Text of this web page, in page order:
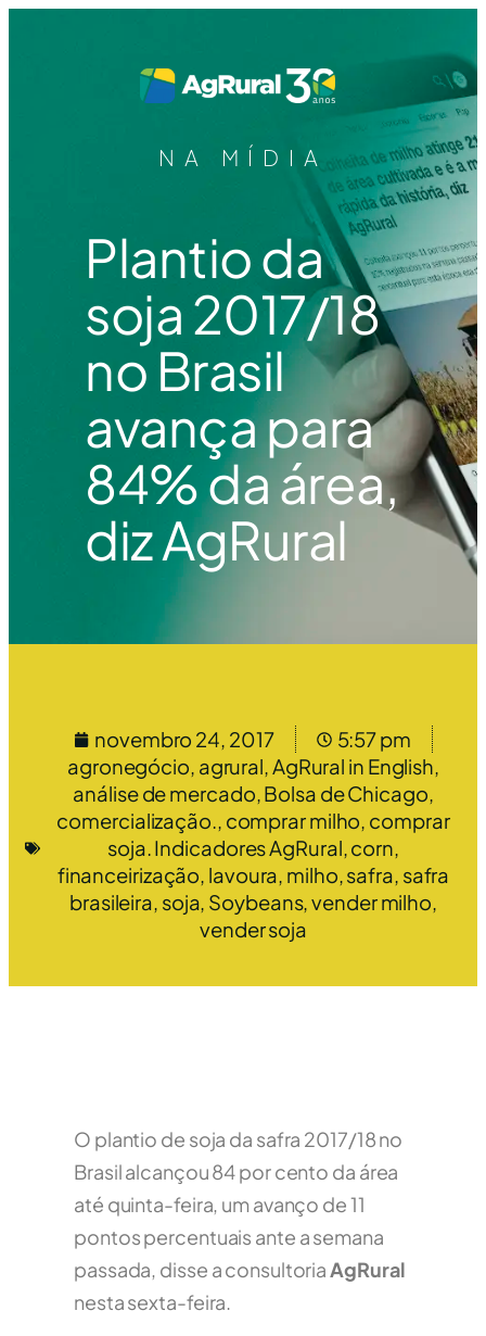
NA MÍDIA
Plantio da
soja 2017/18
no Brasil
avança para
84% da área,
diz AgRural
novembro 24, 2017
5:57 pm
agronegócio, agrural,AgRural in English,
análise de mercado,Bolsa de Chicago,
comercialização., comprar milho, comprar
soja. Indicadores AgRural,corn,
financeirização, lavoura, milho,safra, safra
brasileira, soja, Soybeans,vender milho,
vender soja
O plantio de soja da safra 2017/18 no
Brasil alcançou 84 por cento da área
até quinta-feira, um avanço de 11
pontos percentuais ante a semana
passada, disse a consultoriaAgRural
nesta sexta-feira.